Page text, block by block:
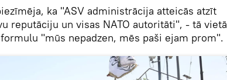
ka "ASV administrācija atteicās atzīt
reputāciju un visas NATO autoritāti", - tā vietā
"mūs nepadzen, mēs paši ejam prom".